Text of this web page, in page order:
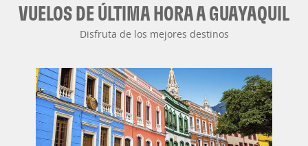
VUELOS DE ÚLTIMA HORA A GUAYAQUIL
Disfruta de los mejores destinos